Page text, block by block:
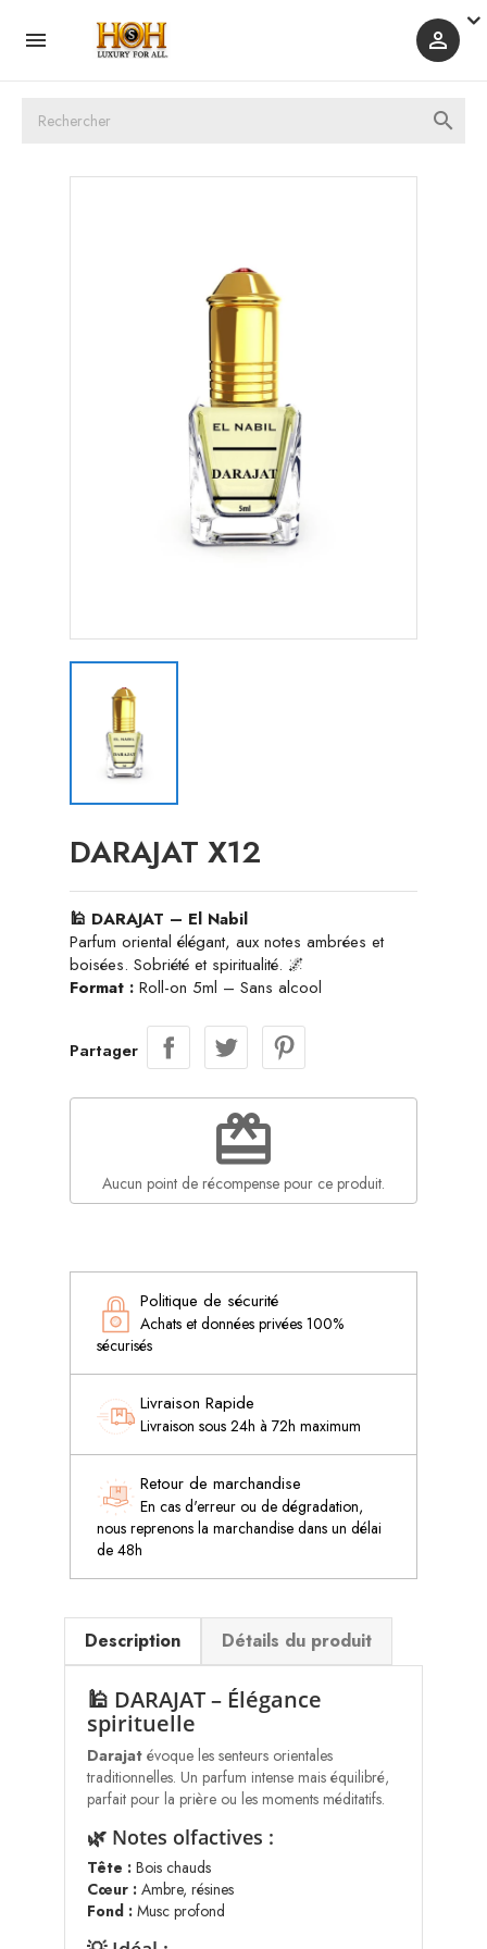
 

DARAJAT X12
🕌 DARAJAT – El Nabil
Parfum oriental élégant, aux notes ambrées et
boisées. Sobriété et spiritualité. 🌌
Format : Roll-on 5ml – Sans alcool
Partager
redeem
Aucun point de récompense pour ce produit.
Politique de sécurité
Achats et données privées 100%
sécurisés
Livraison Rapide
Livraison sous 24h à 72h maximum
Retour de marchandise
En cas d'erreur ou de dégradation,
nous reprenons la marchandise dans un délai
de 48h
Description Détails du produit
🕌 DARAJAT – Élégance
spirituelle
Darajat évoque les senteurs orientales
traditionnelles. Un parfum intense mais équilibré,
parfait pour la prière ou les moments méditatifs.
🌿 Notes olfactives :
Tête : Bois chauds
Cœur : Ambre, résines
Fond : Musc profond